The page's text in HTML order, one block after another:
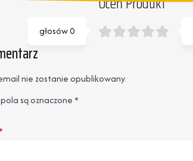
głosów0
nie zostanie opublikowany.
są oznaczone*